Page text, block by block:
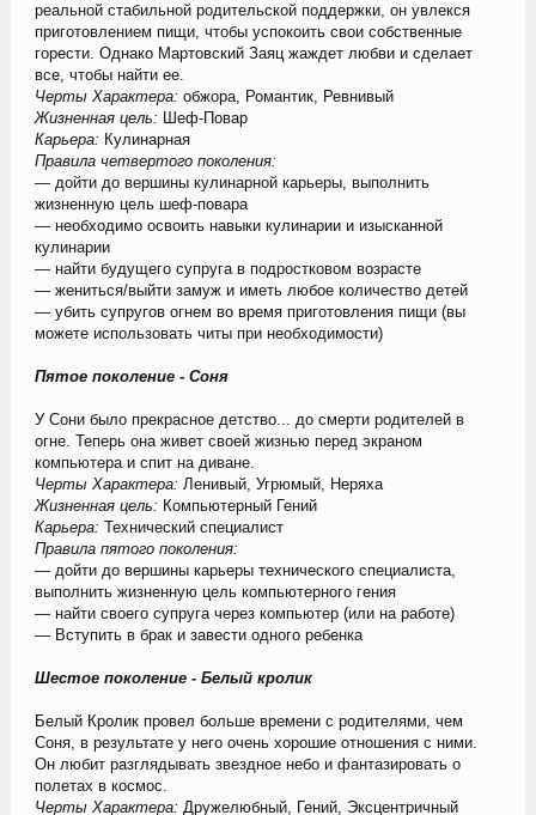
реальной стабильной родительской поддержки, он увлекся
приготовлением пищи, чтобы успокоить свои собственные
горести. Однако Мартовский Заяц жаждет любви и сделает
все, чтобы найти ее.
Черты Характера: обжора, Романтик, Ревнивый
Жизненная цель: Шеф-Повар
Карьера: Кулинарная
Правила четвертого поколения:
— дойти до вершины кулинарной карьеры, выполнить
жизненную цель шеф-повара
— необходимо освоить навыки кулинарии и изысканной
кулинарии
— найти будущего супруга в подростковом возрасте
— жениться/выйти замуж и иметь любое количество детей
— убить супругов огнем во время приготовления пищи (вы
можете использовать читы при необходимости)
Пятое поколение - Соня
У Сони было прекрасное детство... до смерти родителей в
огне. Теперь она живет своей жизнью перед экраном
компьютера и спит на диване.
Черты Характера: Ленивый, Угрюмый, Неряха
Жизненная цель: Компьютерный Гений
Карьера: Технический специалист
Правила пятого поколения:
— дойти до вершины карьеры технического специалиста,
выполнить жизненную цель компьютерного гения
— найти своего супруга через компьютер (или на работе)
— Вступить в брак и завести одного ребенка
Шестое поколение - Белый кролик
Белый Кролик провел больше времени с родителями, чем
Соня, в результате у него очень хорошие отношения с ними.
Он любит разглядывать звездное небо и фантазировать о
полетах в космос.
Черты Характера: Дружелюбный, Гений, Эксцентричный